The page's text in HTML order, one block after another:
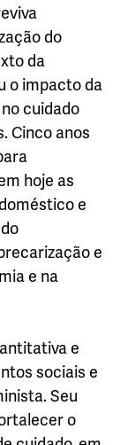
do
da
o impacto da
cuidado
Cinco anos
hoje as
e
e
e na
e
sociais e
Seu
o